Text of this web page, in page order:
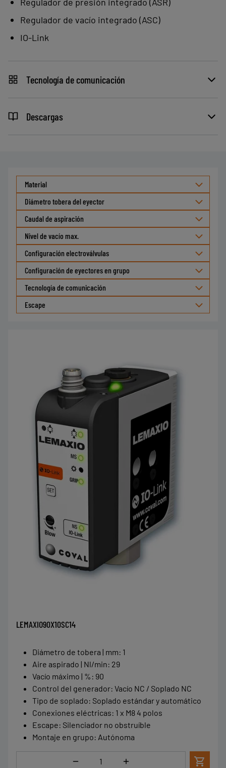
Regulador de vacío integrado (ASC)
IO-Link
Tecnología de comunicación
Descargas
Material
Diámetro tobera del eyector
Caudal de aspiración
Nivel de vacío max.
Configuración electroválvulas
Configuración de eyectores en grupo
Tecnología de comunicación
Escape
LEMAXIO90X10SC14
Diámetro de tobera | mm: 1
Aire aspirado | Nl/min: 29
Vacío máximo | % : 90
Control del generador: Vacío NC / Soplado NC
Tipo de soplado: Soplado estándar y automático
Conexiones eléctricas: 1 x M8 4 polos
Escape: Silenciador no obstruíble
Montaje en grupo: Autónoma
Cantidad